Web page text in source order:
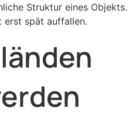
Struktur eines
erst spät auffallen.